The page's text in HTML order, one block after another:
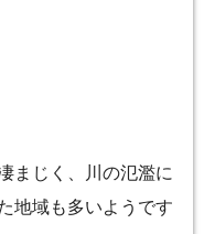
まじく、川の氾濫に
地域も多いようです